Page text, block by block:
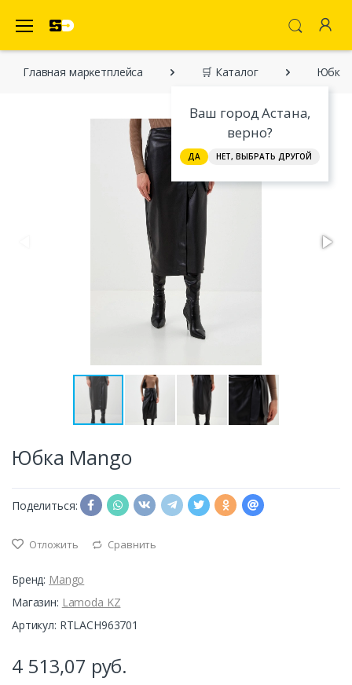
Ваш город Астана,
верно?
ДА НЕТ, ВЫБРАТЬ ДРУГОЙ
Главная марĸетплейса 🛒 Каталог Юбка
Юбка Mango
Поделиться:
Отложить Сравнить
Бренд: Mango
Магазин: Lamoda KZ
Артикул: RTLACH963701
4 513,07 руб.